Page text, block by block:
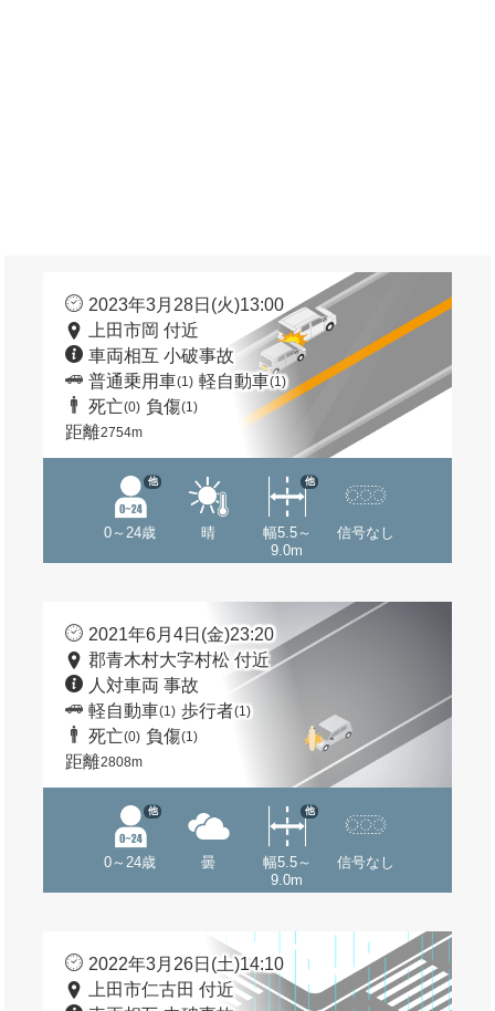
2023年3月28日(火)13:00
上田市岡 付近
車両相互 小破事故
普通乗用車(1) 軽自動車(1)
死亡(0) 負傷(1)
距離2754m
0～24歳
他
晴
幅5.5～
9.0m
他
信号なし
2021年6月4日(金)23:20
郡青木村大字村松 付近
人対車両 事故
軽自動車(1) 歩行者(1)
死亡(0) 負傷(1)
距離2808m
0～24歳
他
曇
幅5.5～
9.0m
他
信号なし
2022年3月26日(土)14:10
上田市仁古田 付近